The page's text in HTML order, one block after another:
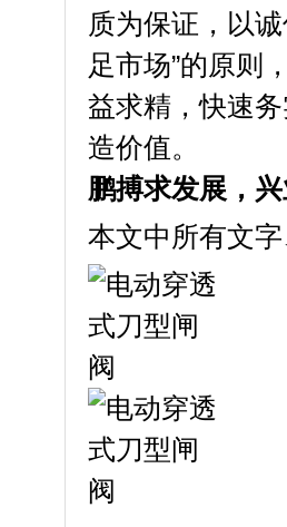
质为保证，以
足市场”的原则
益求精，快速
造价值。
鹏搏求发展，
本文中所有文